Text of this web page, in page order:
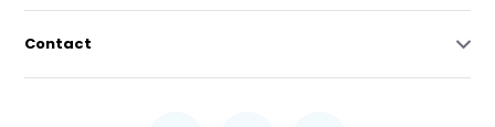
Contact